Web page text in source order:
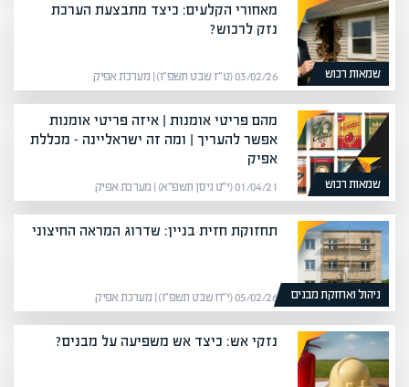
שמאות רכוש
מאחורי הקלעים: כיצד מתבצעת הערכת
נזק לרכוש?
03/02/26 (ט״ז שבט תשפ״ו) | מערכת אפיק
שמאות רכוש
מהם פריטי אומנות | איזה פריטי אומנות
אפשר להעריך | ומה זה ישראליינה – מכללת
אפיק
01/04/21 (י״ט ניסן תשפ״א) | מערכת אפיק
ניהול ואחזקת מבנים
תחזוקת חזית בניין: שדרוג המראה החיצוני
05/02/26 (י״ח שבט תשפ״ו) | מערכת אפיק
נזקי אש: כיצד אש משפיעה על מבנים?